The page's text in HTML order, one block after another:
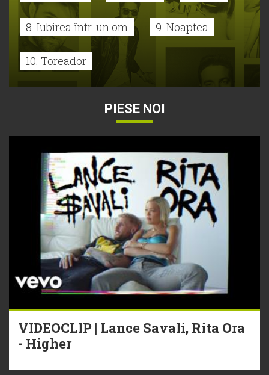
8. Iubirea într-un om 9. Noaptea
10. Toreador
PIESE NOI
VIDEOCLIP | Lance Savali, Rita Ora
- Higher